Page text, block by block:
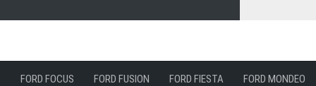
FORD FOCUS FORD FUSION FORD FIESTA FORD MONDEO